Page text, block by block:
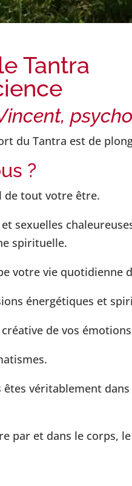
Tantra
,
du Tantra est de
?
de tout votre être.
sexuelles
spirituelle.
votre vie quotidienne
énergétiques et
de vos
êtes véritablement
par et dans le corps,